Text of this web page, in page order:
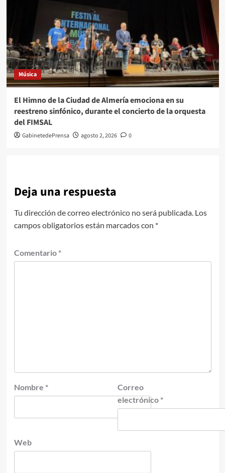
Música
El Himno de la Ciudad de Almería emociona en su
reestreno sinfónico, durante el concierto de la orquesta
del FIMSAL
GabinetedePrensa agosto 2, 2026 0
Deja una respuesta
Tu dirección de correo electrónico no será publicada. Los
campos obligatorios están marcados con *
Comentario *
Nombre *
Correo
electrónico *
Web